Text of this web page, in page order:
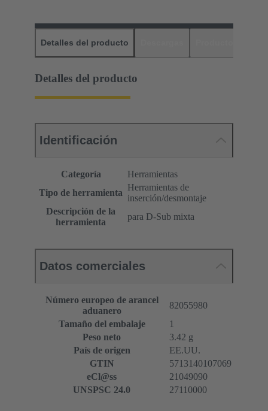
Detalles del producto
Detalles del producto
Identificación
Categoría
Herramientas
Tipo de herramienta
Herramientas de
inserción/desmontaje
Descripción de la
herramienta
para D-Sub mixta
Datos comerciales
Número europeo de arancel
aduanero
82055980
Tamaño del embalaje
1
Peso neto
3.42 g
País de origen
EE.UU.
GTIN
5713140107069
eCl@ss
21049090
UNSPSC 24.0
27110000